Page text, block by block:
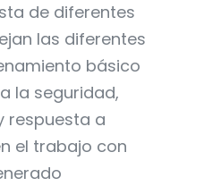
de diferentes
las diferentes
básico
la seguridad,
respuesta a
el trabajo con